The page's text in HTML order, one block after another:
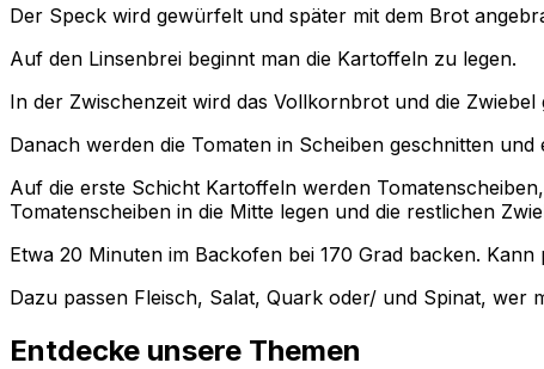
Der Speck wird gewürfelt und später mit dem Brot
Auf den Linsenbrei beginnt man die Kartoffeln zu legen.
In der Zwischenzeit wird das Vollkornbrot und die
Danach werden die Tomaten in Scheiben geschnitten
Auf die erste Schicht Kartoffeln werden
Tomatenscheiben in die Mitte legen und die restlichen
Etwa 20 Minuten im Backofen bei 170 Grad backen.
Dazu passen Fleisch, Salat, Quark oder/ und Spinat, wer
Entdecke unsere Themen